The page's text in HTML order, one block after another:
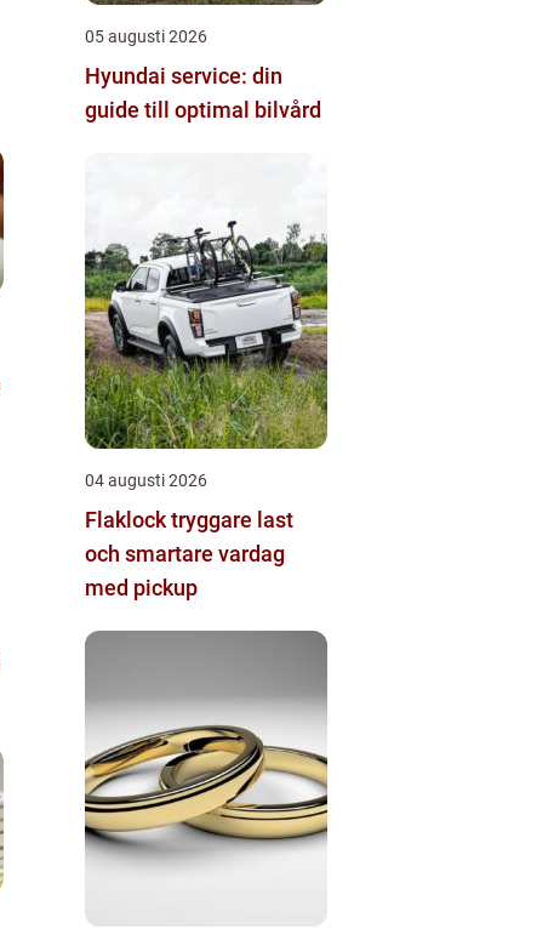
05 augusti 2026
Hyundai service: din
guide till optimal bilvård
04 augusti 2026
Flaklock tryggare last
och smartare vardag
med pickup